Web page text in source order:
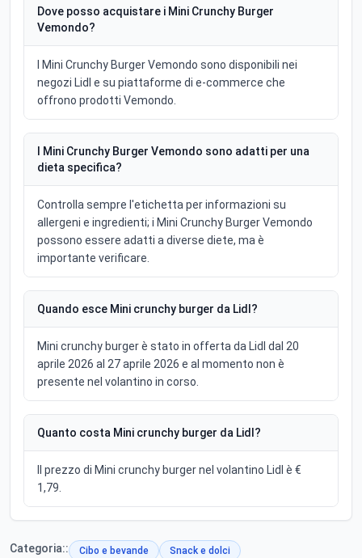
Dove posso acquistare i Mini Crunchy Burger
Vemondo?
I Mini Crunchy Burger Vemondo sono disponibili nei
negozi Lidl e su piattaforme di e-commerce che
offrono prodotti Vemondo.
I Mini Crunchy Burger Vemondo sono adatti per una
dieta specifica?
Controlla sempre l'etichetta per informazioni su
allergeni e ingredienti; i Mini Crunchy Burger Vemondo
possono essere adatti a diverse diete, ma è
importante verificare.
Quando esce Mini crunchy burger da Lidl?
Mini crunchy burger è stato in offerta da Lidl dal 20
aprile 2026 al 27 aprile 2026 e al momento non è
presente nel volantino in corso.
Quanto costa Mini crunchy burger da Lidl?
Il prezzo di Mini crunchy burger nel volantino Lidl è €
1,79.
Categoria:: Cibo e bevande Snack e dolci